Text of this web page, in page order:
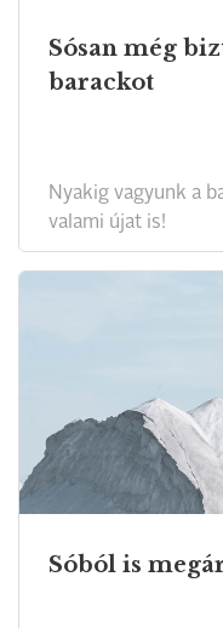
Sósan még
barackot
Nyakig vagyunk a
valami újat is!
Sóból is